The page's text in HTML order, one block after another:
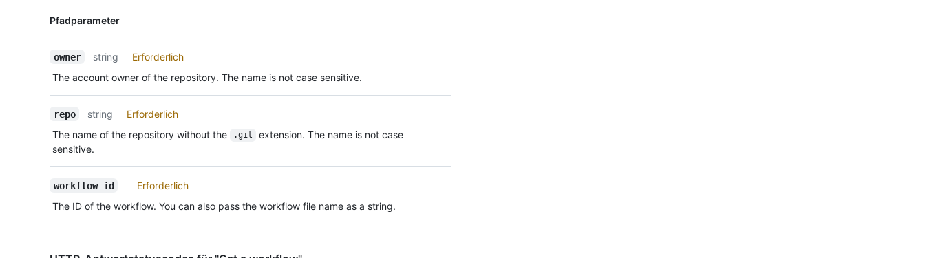
Pfadparameter
owner string
Erforderlich
The account owner of the repository. The name is not case sensitive.
repo string
Erforderlich
The name of the repository without the
.git
extension. The name is not case
sensitive.
workflow_id
Erforderlich
The ID of the workflow. You can also pass the workflow file name as a string.